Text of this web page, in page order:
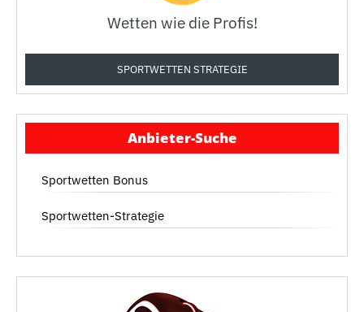
Wetten wie die Profis!
SPORTWETTEN STRATEGIE
Anbieter-Suche
Sportwetten Bonus
Sportwetten-Strategie